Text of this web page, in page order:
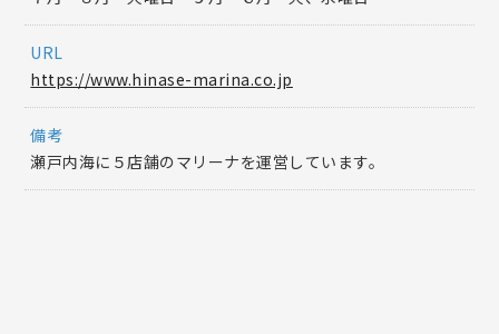
URL
https://www.hinase-marina.co.jp
備考
瀬戸内海に５店舗のマリーナを運営しています。